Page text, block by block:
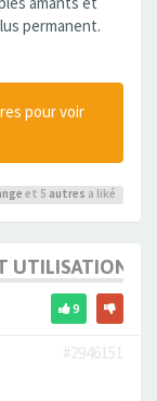
permanent.
pour voir
et 5 autres a liké
UTILISATION,
9
#2946151